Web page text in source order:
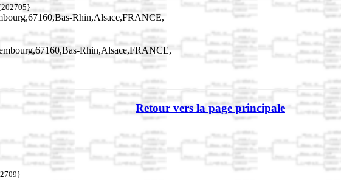
Rhin,Alsace,FRANCE,
Rhin,Alsace,FRANCE,
Retour vers la page principale